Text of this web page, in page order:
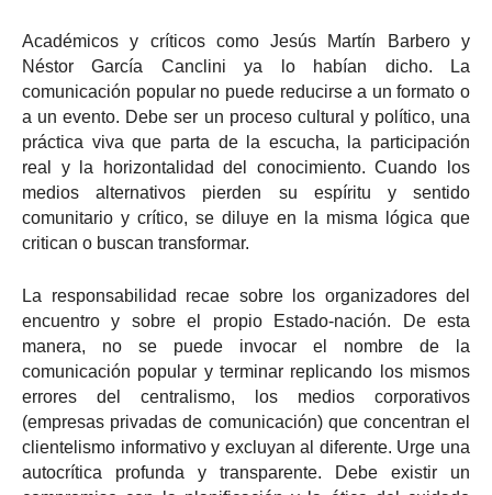
Académicos y críticos como Jesús Martín Barbero y
Néstor García Canclini ya lo habían dicho. La
comunicación popular no puede reducirse a un formato o
a un evento. Debe ser un proceso cultural y político, una
práctica viva que parta de la escucha, la participación
real y la horizontalidad del conocimiento. Cuando los
medios alternativos pierden su espíritu y sentido
comunitario y crítico, se diluye en la misma lógica que
critican o buscan transformar.
La responsabilidad recae sobre los organizadores del
encuentro y sobre el propio Estado-nación. De esta
manera, no se puede invocar el nombre de la
comunicación popular y terminar replicando los mismos
errores del centralismo, los medios corporativos
(empresas privadas de comunicación) que concentran el
clientelismo informativo y excluyan al diferente. Urge una
autocrítica profunda y transparente. Debe existir un